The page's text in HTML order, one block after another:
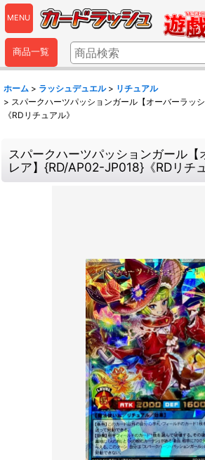
MENU
商品一覧
ホーム > ラッシュデュエル > リチュアル
> スパークハーツパッションガール【オーバーラッ
《RDリチュアル》
スパークハーツパッションガール【
レア】{RD/AP02-JP018}《RDリチ